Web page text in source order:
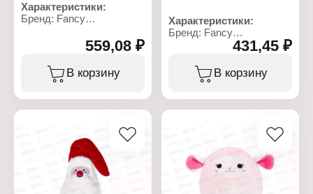
Характеристики:
Бренд: Fancy
Тип товара: Мягкая
Модель: "Моль"
Размер: 12х19 см
полотно, полиэфирное
волокно
559,08 ₽
В корзину
Характеристики:
Бренд: Fancy
Артикул: LAB0F
Тип товара: Мягкая
игрушка
Модель: "Монстрик"
431,45 ₽
В корзину